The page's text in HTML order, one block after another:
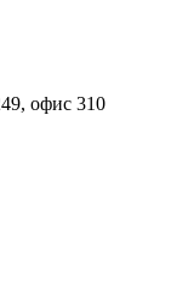
офис 310